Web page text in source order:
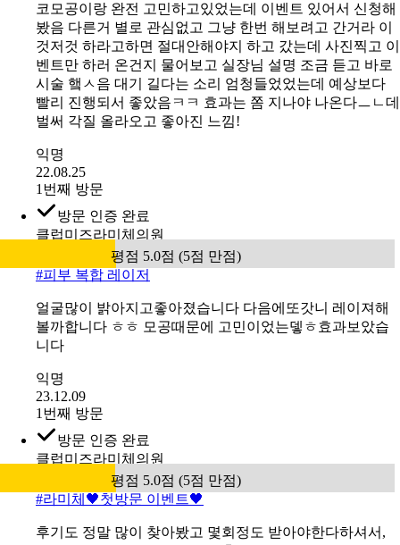
코모공이랑 완전 고민하고있었는데 이벤트 있어서 신청해
봤음 다른거 별로 관심없고 그냥 한번 해보려고 간거라 이
것저것 하라고하면 절대안해야지 하고 갔는데 사진찍고 이
벤트만 하러 온건지 물어보고 실장님 설명 조금 듣고 바로
시술 햌ㅅ음 대기 길다는 소리 엄청들었었는데 예상보다
빨리 진행되서 좋았음ㅋㅋ 효과는 쫌 지나야 나온다ㅡㄴ데
벌써 각질 올라오고 좋아진 느낌!
익명
22.08.25
1번째 방문
방문 인증 완료
클럽미즈라미체의원
평점 5.0점 (5점 만점)
#피부 복합 레이저
얼굴많이 밝아지고좋아졌습니다 다음에또갓니 레이져해
볼까합니다 ㅎㅎ 모공때문에 고민이었는뎋ㅎ효과보았습
니다
익명
23.12.09
1번째 방문
방문 인증 완료
클럽미즈라미체의원
평점 5.0점 (5점 만점)
#라미체🖤첫방문 이벤트🖤
후기도 정말 많이 찾아봤고 몇회정도 받아야한다하셔서,